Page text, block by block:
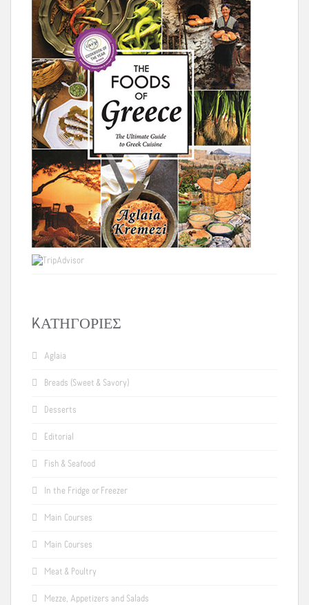
KΑΤΗΓΟΡΊΕΣ
Aglaia
Breads (Sweet & Savory)
Desserts
Editorial
Fish & Seafood
In the Fridge or Freezer
Main Courses
Main Courses
Meat & Poultry
Mezze, Appetizers and Salads